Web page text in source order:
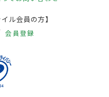
出する。そのほ
調べる方法もあ
、咽頭ぬぐい液、
ル会員の方】
会員登録